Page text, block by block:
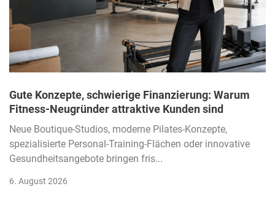
Gute Konzepte, schwierige Finanzierung: Warum
Fitness-Neugründer attraktive Kunden sind
Neue Boutique-Studios, moderne Pilates-Konzepte,
spezialisierte Personal-Training-Flächen oder innovative
Gesundheitsangebote bringen fris...
6. August 2026